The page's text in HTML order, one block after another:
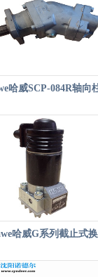
哈威SCP-084R轴向
泵
哈威G系列截止式
阀